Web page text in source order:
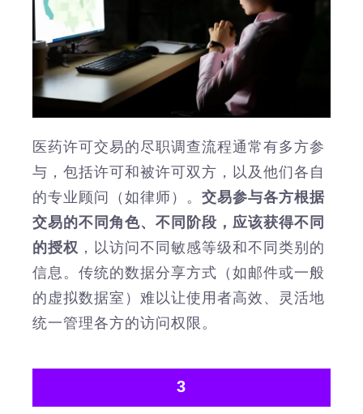
医药许可交易的尽职调查流程通常有多方参
与，包括许可和被许可双方，以及他们各自
的专业顾问（如律师）。 交易参与各方根据
交易的不同角色、不同阶段，应该获得不同
的授权 ，以访问不同敏感等级和不同类别的
信息。传统的数据分享方式（如邮件或一般
的虚拟数据室）难以让使用者高效、灵活地
统一管理各方的访问权限。
3